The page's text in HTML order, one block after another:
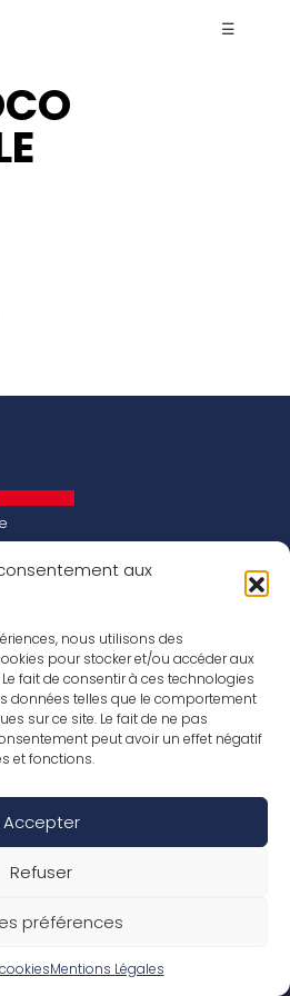
aux
nous utilisons des
pour stocker et/ou accéder aux
fait de consentir à ces technologies
données telles que le comportement
sur ce site. Le fait de ne pas
peut avoir un effet négatif
et fonctions.
Accepter
Refuser
préférences
Mentions Légales
☰
de garantie
de performance
de confidentialité